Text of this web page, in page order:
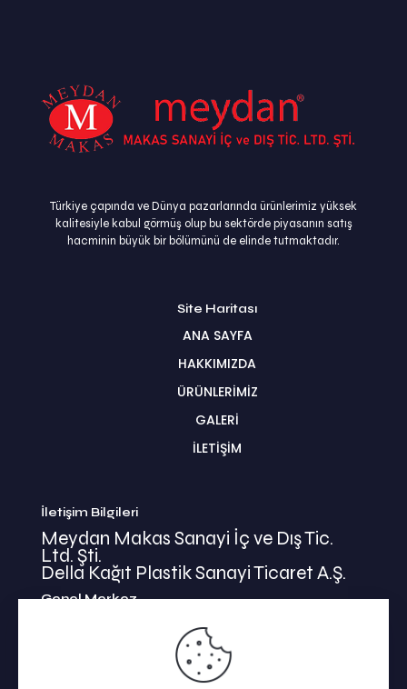
Türkiye çapında ve Dünya pazarlarında ürünlerimiz yüksek
kalitesiyle kabul görmüş olup bu sektörde piyasanın satış
hacminin büyük bir bölümünü de elinde tutmaktadır.
Site Haritası
ANA SAYFA
HAKKIMIZDA
ÜRÜNLERİMİZ
GALERİ
İLETİŞİM
İletişim Bilgileri
Meydan Makas Sanayi İç ve Dış Tic.
Ltd. Şti.
Della Kağıt Plastik Sanayi Ticaret A.Ş.
Genel Merkez
İkitelli Mehmet Akif Mahallesi
Bahariye Cad. Basın Ekspress Yolu No:47/1
Küçükçekmece / İSTANBUL / TÜRKİYE